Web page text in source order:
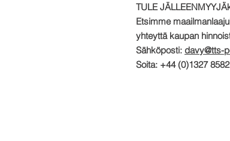
TULE
Etsimme
yhteyttä kaupan
Sähköposti: davy@tts-
Soita: +44 (0)1327